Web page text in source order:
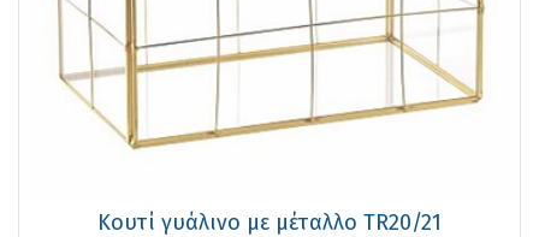
Κουτί γυάλινο με μέταλλο TR20/21